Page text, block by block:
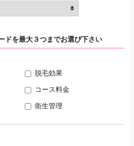
ドを最大３つまでお選び下さい
脱毛効果
コース料金
衛生管理